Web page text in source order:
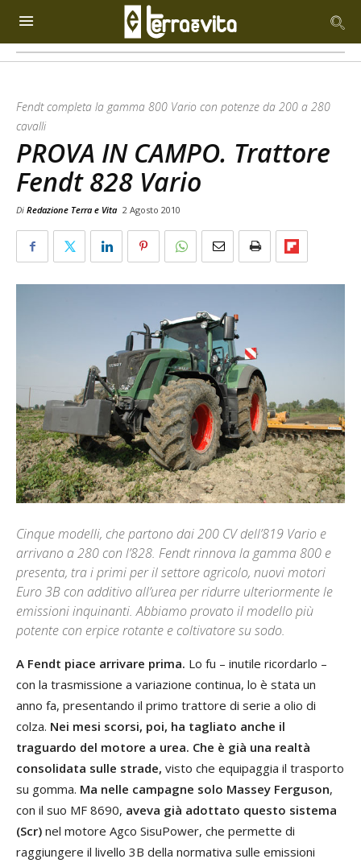
Fendt completa la gamma 800 Vario con potenze da 200 a 280
cavalli
PROVA IN CAMPO. Trattore
Fendt 828 Vario
Di Redazione Terra e Vita 2 Agosto 2010
Cinque modelli, che partono dai 200 CV dell’819 Vario e
arrivano a 280 con l’828. Fendt rinnova la gamma 800 e
presenta, tra i primi per il settore agricolo, nuovi motori
Euro 3B con additivo all’urea per ridurre ulteriormente le
emissioni inquinanti. Abbiamo provato il modello più
potente con erpice rotante e coltivatore su sodo.
A Fendt piace arrivare prima. Lo fu – inutile ricordarlo –
con la trasmissione a variazione continua, lo è stata un
anno fa, presentando il primo trattore di serie a olio di
colza. Nei mesi scorsi, poi, ha tagliato anche il
traguardo del motore a urea. Che è già una realtà
consolidata sulle strade, visto che equipaggia il trasporto
su gomma. Ma nelle campagne solo Massey Ferguson,
con il suo MF 8690, aveva già adottato questo sistema
(Scr) nel motore Agco SisuPower, che permette di
raggiungere il livello 3B della normativa sulle emissioni